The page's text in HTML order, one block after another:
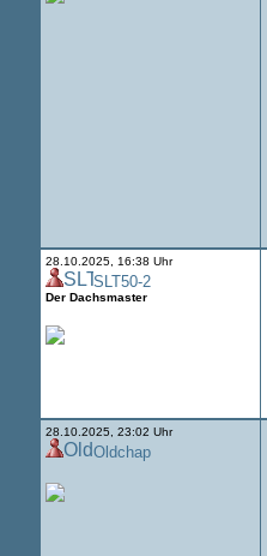
28.10.2025, 16:38 Uhr
SLT50-2
Der Dachsmaster
28.10.2025, 23:02 Uhr
Oldchap